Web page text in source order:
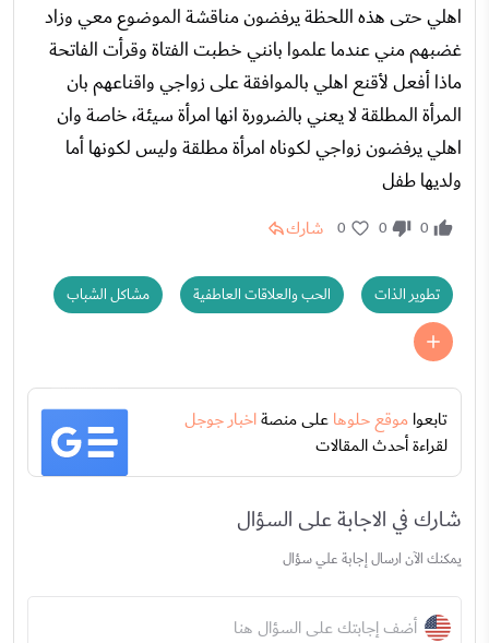
اهلي حتى هذه اللحظة يرفضون مناقشة الموضوع معي وزاد
غضبهم مني عندما علموا بانني خطبت الفتاة وقرأت الفاتحة
ماذا أفعل لأقنع اهلي بالموافقة على زواجي واقناعهم بان
المرأة المطلقة لا يعني بالضرورة انها امرأة سيئة، خاصة وان
اهلي يرفضون زواجي لكوناه امرأة مطلقة وليس لكونها أما
ولديها طفل
0
0
0 شارك
تطوير الذات الحب والعلاقات العاطفية مشاكل الشباب
تابعواموقع حلوهاعلى منصةاخبار جوجل
لقراءة أحدث المقالات
شارك في الاجابة على السؤال
يمكنك الآن ارسال إجابة علي سؤال
أضف إجابتك على السؤال هنا